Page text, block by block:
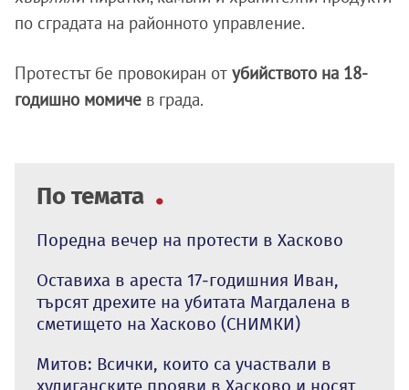
по сградата на районното управление.
Протестът бе провокиран от убийството на 18-
годишно момиче в града.
По темата
Поредна вечер на протести в Хасково
Оставиха в ареста 17-годишния Иван,
търсят дрехите на убитата Магдалена в
сметището на Хасково (СНИМКИ)
Митов: Всички, които са участвали в